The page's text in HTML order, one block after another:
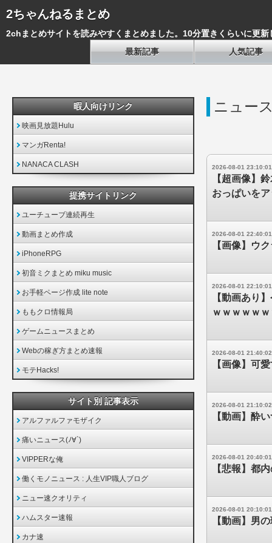
2ちゃんねるまとめ
2chまとめサイトを読みやすくまとめました。10分置きくらいに更新
最新記事
人気記事
ニュー
2026-08-01 23:10:01
【超画像】
おっぱいを
2026-08-01 22:40:01
【画像】ウ
2026-08-01 22:10:01
【動画あり
ｗｗｗｗｗ
2026-08-01 21:40:02
【画像】可
2026-08-01 21:10:02
【動画】酔
2026-08-01 20:40:01
【悲報】都
2026-08-01 20:10:01
【動画】男
暇人向けリンク
映画見放題Hulu
マンガRenta!
NANACA CLASH
提携サイトリンク
ユーチューブ連続再生
動画まとめ作成
iPhoneRPG
初音ミクまとめ miku music
お手軽ページ作成 lite note
ももクロ情報局
ゲームニュースまとめ
Webの稼ぎ方まとめ速報
モテHacks!
サイト別 記事表示
アルファルファモザイク
痛いニュース(ﾉ∀`)
VIPPERな俺
働くモノニュース : 人生VIP職人ブログ
ニュー速クオリティ
ハムスター速報
カナ速